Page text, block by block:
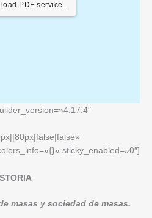
PDF service..
sticky_enabled=»0″]
masas y sociedad de masas.